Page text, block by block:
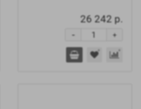
26 242 р.
+
-